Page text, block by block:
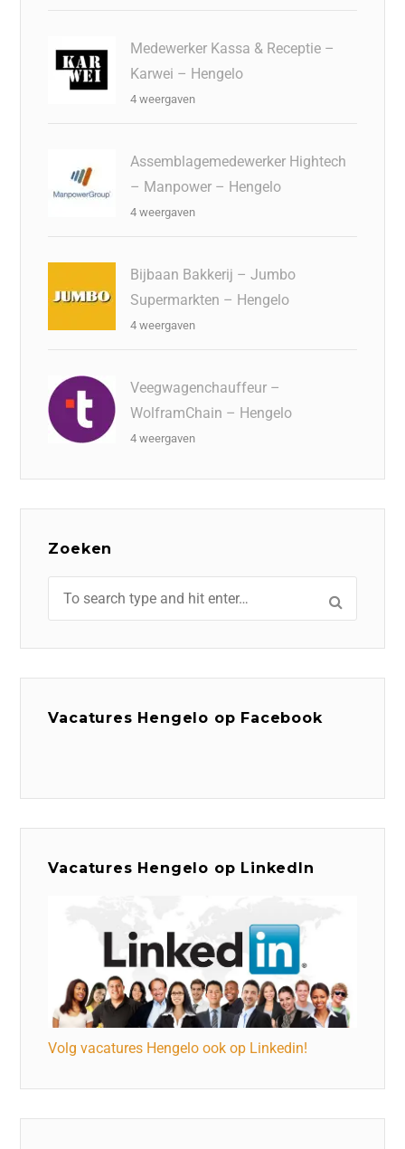
Medewerker Kassa & Receptie –
Karwei – Hengelo
4 weergaven
Assemblagemedewerker Hightech
– Manpower – Hengelo
4 weergaven
Bijbaan Bakkerij – Jumbo
Supermarkten – Hengelo
4 weergaven
Veegwagenchauffeur –
WolframChain – Hengelo
4 weergaven
Zoeken
Vacatures Hengelo op Facebook
Vacatures Hengelo op LinkedIn
Volg vacatures Hengelo ook op Linkedin!